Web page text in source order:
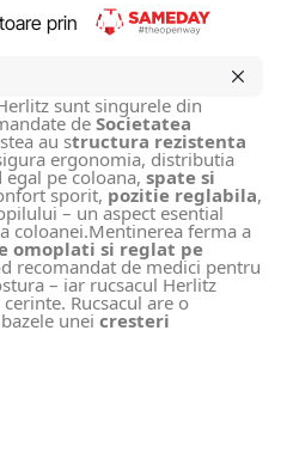
prin
sunt singurele din
de Societatea
au structura rezistenta
ergonomia, distributia
pe coloana,spate si
sporit, pozitie reglabila,
– un aspect esential
coloanei.Mentinerea ferma a
omoplati si reglat pe
recomandat de medici pentru
– iar rucsacul Herlitz
Rucsacul are o
unei cresteri